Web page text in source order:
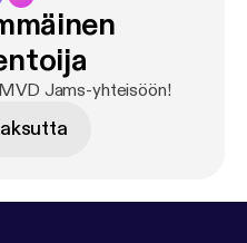
Jams-yhteisöön!